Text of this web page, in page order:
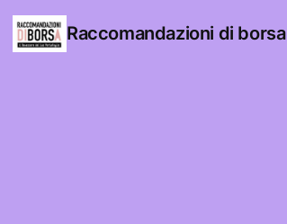
Raccomandazioni di borsa